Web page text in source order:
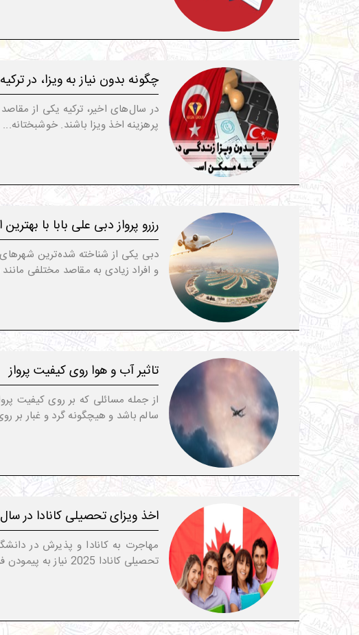
چگونه بدون نیاز به ویزا، در
در سال‌های اخیر، ترکیه یکی از
پرهزینه اخذ ویزا باشند. خوشبختانه...
رزرو پرواز دبی علی بابا با
دبی یکی از شناخته شده‌ترین شهرهای
و افراد زیادی به مقاصد مختلفی
تاثیر آب و هوا روی کیفیت پرواز
از جمله مسائلی که بر روی کیفیت
سالم باشد و هیچگونه گرد و غبار بر
اخذ ویزای تحصیلی کانادا در سال 2025
مهاجرت به کانادا و پذیرش در
تحصیلی کانادا 2025 نیاز به پیمودن فرآیند خاص و ویژه ای دارد. ویزای تحصیلی...